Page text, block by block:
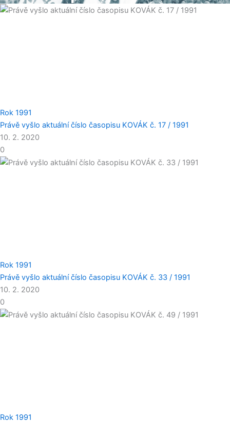
Rok 1991
Právě vyšlo aktuální číslo časopisu KOVÁK č. 17 / 1991
10. 2. 2020
0
Rok 1991
Právě vyšlo aktuální číslo časopisu KOVÁK č. 33 / 1991
10. 2. 2020
0
Rok 1991